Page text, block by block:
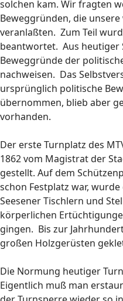
solchen kam. Wir fragten
Beweggründen, die
veranlaßten. Zum Teil
beantwortet. Aus heutiger
Beweggründe der
nachweisen. Das
ursprünglich politische
übernommen, blieb aber
vorhanden.
Der erste Turnplatz des
1862 vom Magistrat der
gestellt. Auf dem
schon Festplatz war,
Seesener Tischlern und
körperlichen
gingen. Bis zur
großen Holzgerüsten
Die Normung heutiger
Eigentlich muß man